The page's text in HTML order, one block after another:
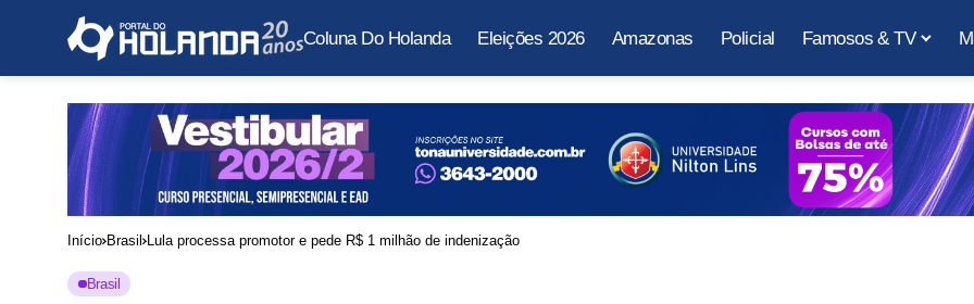
Coluna Do Holanda Eleições 2026 Amazonas Policial Famosos & TV
Início Brasil Lula processa promotor e pede R$ 1 milhão de indenização
Brasil